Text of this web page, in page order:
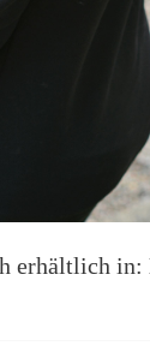
erhältlich in: